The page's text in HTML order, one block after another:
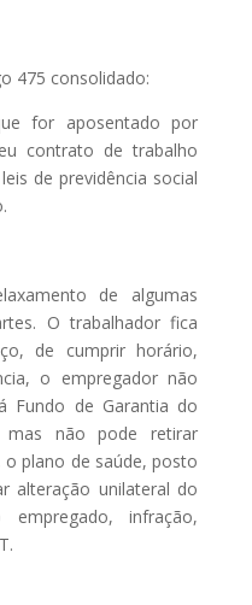
475 consolidado:
for aposentado por
contrato de trabalho
de previdência social
de algumas
O trabalhador fica
de cumprir horário,
o empregador não
Fundo de Garantia do
mas não pode retirar
plano de saúde, posto
alteração unilateral do
infração,